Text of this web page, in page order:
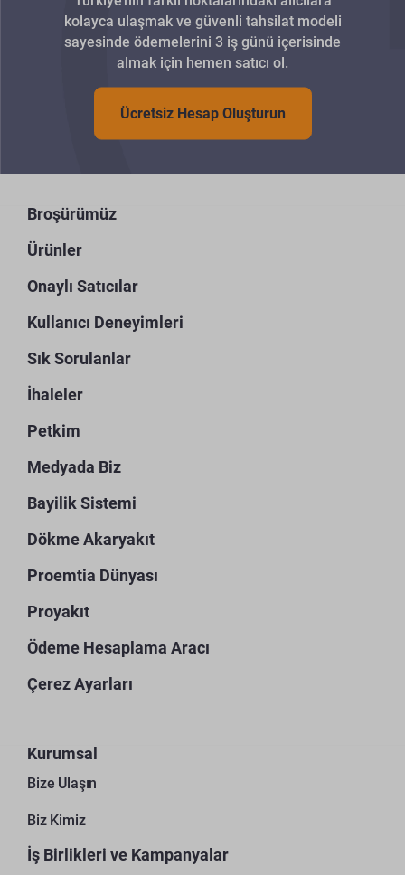
kolayca ulaşmak ve güvenli tahsilat modeli
sayesinde ödemelerini 3 iş günü içerisinde
almak için hemen satıcı ol.
Ücretsiz Hesap Oluşturun
Broşürümüz
Ürünler
Onaylı Satıcılar
Kullanıcı Deneyimleri
Sık Sorulanlar
İhaleler
Petkim
Medyada Biz
Bayilik Sistemi
Dökme Akaryakıt
Proemtia Dünyası
Proyakıt
Ödeme Hesaplama Aracı
Çerez Ayarları
Kurumsal
Bize Ulaşın
Biz Kimiz
İş Birlikleri ve Kampanyalar